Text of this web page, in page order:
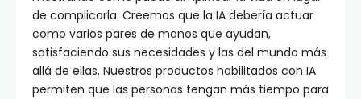
de complicarla. Creemos que la IA debería actuar
como varios pares de manos que ayudan,
satisfaciendo sus necesidades y las del mundo más
allá de ellas. Nuestros productos habilitados con IA
permiten que las personas tengan más tiempo para